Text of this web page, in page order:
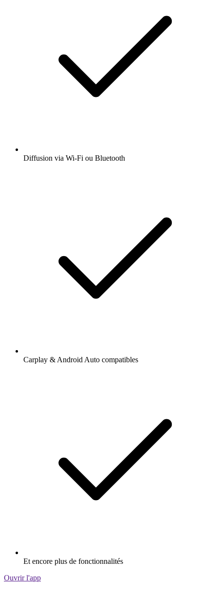
Diffusion via Wi-Fi ou Bluetooth
Carplay & Android Auto compatibles
Et encore plus de fonctionnalités
Ouvrir l'app